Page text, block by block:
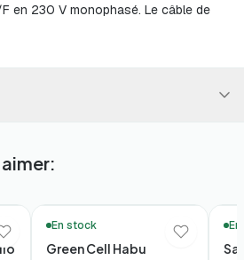
en 230 V monophasé. Le câble de
En stock
Green Cell Habu